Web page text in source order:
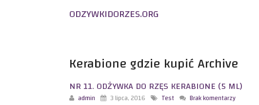
ODZYWKIDORZES.ORG
Kerabione gdzie kupić Archive
NR 11. ODŻYWKA DO RZĘS KERABIONE (5 ML)
admin 3 lipca, 2016 Test Brak komentarzy